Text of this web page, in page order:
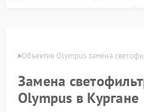
Объектив Olympus замена
Замена
Olympus в Кургане